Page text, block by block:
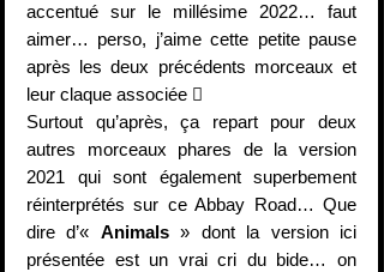
accentué sur le millésime 2022… faut
aimer… perso, j’aime cette petite pause
après les deux précédents morceaux et
leur claque associée 
Surtout qu’après, ça repart pour deux
autres morceaux phares de la version
2021 qui sont également superbement
réinterprétés sur ce Abbay Road… Que
dire d’« Animals » dont la version ici
présentée est un vrai cri du bide… on